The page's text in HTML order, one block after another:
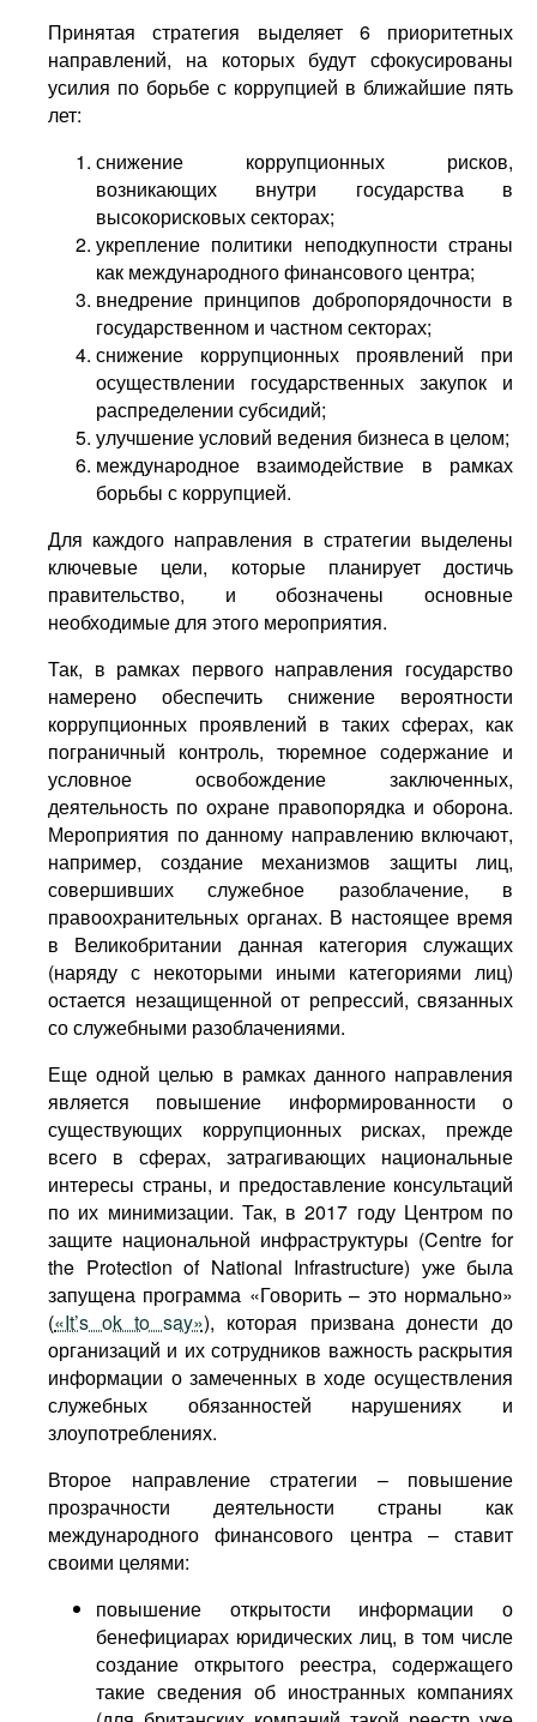
Принятая стратегия выделяет 6 приоритетных
направлений, на которых будут сфокусированы
усилия по борьбе с коррупцией в ближайшие пять
лет:
снижение коррупционных рисков,
возникающих внутри государства в
высокорисковых секторах;
укрепление политики неподкупности страны
как международного финансового центра;
внедрение принципов добропорядочности в
государственном и частном секторах;
снижение коррупционных проявлений при
осуществлении государственных закупок и
распределении субсидий;
улучшение условий ведения бизнеса в целом;
международное взаимодействие в рамках
борьбы с коррупцией.
Для каждого направления в стратегии выделены
ключевые цели, которые планирует достичь
правительство, и обозначены основные
необходимые для этого мероприятия.
Так, в рамках первого направления государство
намерено обеспечить снижение вероятности
коррупционных проявлений в таких сферах, как
пограничный контроль, тюремное содержание и
условное освобождение заключенных,
деятельность по охране правопорядка и оборона.
Мероприятия по данному направлению включают,
например, создание механизмов защиты лиц,
совершивших служебное разоблачение, в
правоохранительных органах. В настоящее время
в Великобритании данная категория служащих
(наряду с некоторыми иными категориями лиц)
остается незащищенной от репрессий, связанных
со служебными разоблачениями.
Еще одной целью в рамках данного направления
является повышение информированности о
существующих коррупционных рисках, прежде
всего в сферах, затрагивающих национальные
интересы страны, и предоставление консультаций
по их минимизации. Так, в 2017 году Центром по
защите национальной инфраструктуры (Centre for
the Protection of National Infrastructure) уже была
запущена программа «Говорить – это нормально»
(«It’s ok to say»), которая призвана донести до
организаций и их сотрудников важность раскрытия
информации о замеченных в ходе осуществления
служебных обязанностей нарушениях и
злоупотреблениях.
Второе направление стратегии – повышение
прозрачности деятельности страны как
международного финансового центра – ставит
своими целями:
повышение открытости информации о
бенефициарах юридических лиц, в том числе
создание открытого реестра, содержащего
такие сведения об иностранных компаниях